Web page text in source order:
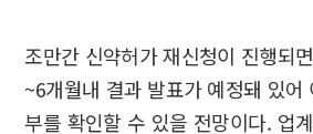
조만간 신약허가 재신청이 진행되
~6개월내 결과 발표가 예정돼 있어
부를 확인할 수 있을 전망이다. 업